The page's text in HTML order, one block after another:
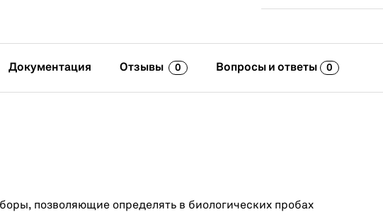
Документация Отзывы 0 Вопросы и ответы 0
позволяющие определять в биологических пробах